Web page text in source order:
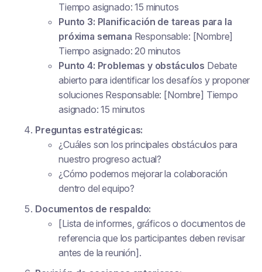
Tiempo asignado: 15 minutos
Punto 3: Planificación de tareas para la
próxima semana Responsable: [Nombre]
Tiempo asignado: 20 minutos
Punto 4: Problemas y obstáculos Debate
abierto para identificar los desafíos y proponer
soluciones Responsable: [Nombre] Tiempo
asignado: 15 minutos
Preguntas estratégicas:
¿Cuáles son los principales obstáculos para
nuestro progreso actual?
¿Cómo podemos mejorar la colaboración
dentro del equipo?
Documentos de respaldo:
[Lista de informes, gráficos o documentos de
referencia que los participantes deben revisar
antes de la reunión].